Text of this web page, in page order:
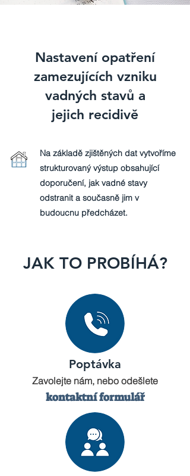
Nastavení opatření
zamezujících vzniku
vadných stavů a
jejich recidivě
Na základě zjištěných dat vytvoříme
strukturovaný výstup obsahující
doporučení, jak vadné stavy
odstranit a současně jim v
budoucnu předcházet.
JAK TO PROBÍHÁ?
Poptávka
Zavolejte nám, nebo odešlete
kontaktní formulář